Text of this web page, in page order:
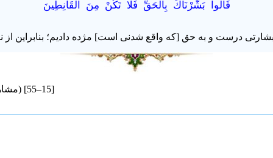
قَالُوا بَشَّرْنَاكَ بِالْحَقِّ فَلَا تَكُنْ مِنَ الْقَانِطِينَ
بشارتی درست و به حق [که واقع شدنی است] مژده دادیم؛ بنابراین از
[15–55] (